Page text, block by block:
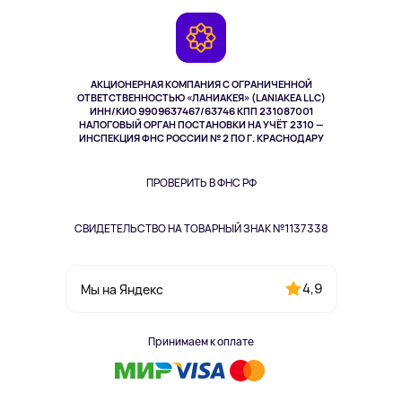
АКЦИОНЕРНАЯ КОМПАНИЯ С ОГРАНИЧЕННОЙ
ОТВЕТСТВЕННОСТЬЮ «ЛАНИАКЕЯ» (LANIAKEA LLC)
ИНН/КИО 9909637467/63746 КПП 231087001
НАЛОГОВЫЙ ОРГАН ПОСТАНОВКИ НА УЧЁТ 2310 —
ИНСПЕКЦИЯ ФНС РОССИИ № 2 ПО Г. КРАСНОДАРУ
ПРОВЕРИТЬ В ФНС РФ
СВИДЕТЕЛЬСТВО НА ТОВАРНЫЙ ЗНАК №1137338
Мы на Яндекс 4,9
Принимаем к оплате
Здоровье питомцев
Одежда и аксессуары